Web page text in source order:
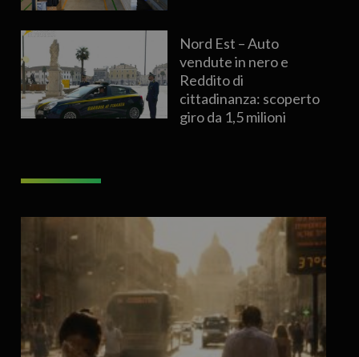
Nord Est – Auto
vendute in nero e
Reddito di
cittadinanza: scoperto
giro da 1,5 milioni